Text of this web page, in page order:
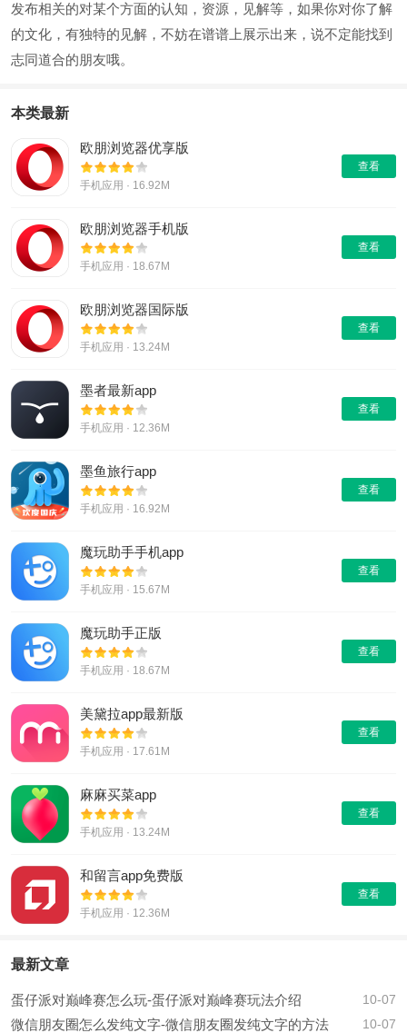
发布相关的对某个方面的认知，资源，见解等，如果你对你了解
的文化，有独特的见解，不妨在谱谱上展示出来，说不定能找到
志同道合的朋友哦。
本类最新
欧朋浏览器优享版
手机应用 · 16.92M
查看
欧朋浏览器手机版
手机应用 · 18.67M
查看
欧朋浏览器国际版
手机应用 · 13.24M
查看
墨者最新app
手机应用 · 12.36M
查看
墨鱼旅行app
手机应用 · 16.92M
查看
魔玩助手手机app
手机应用 · 15.67M
查看
魔玩助手正版
手机应用 · 18.67M
查看
美黛拉app最新版
手机应用 · 17.61M
查看
麻麻买菜app
手机应用 · 13.24M
查看
和留言app免费版
手机应用 · 12.36M
查看
最新文章
蛋仔派对巅峰赛怎么玩-蛋仔派对巅峰赛玩法介绍 10-07
微信朋友圈怎么发纯文字-微信朋友圈发纯文字的方法 10-07